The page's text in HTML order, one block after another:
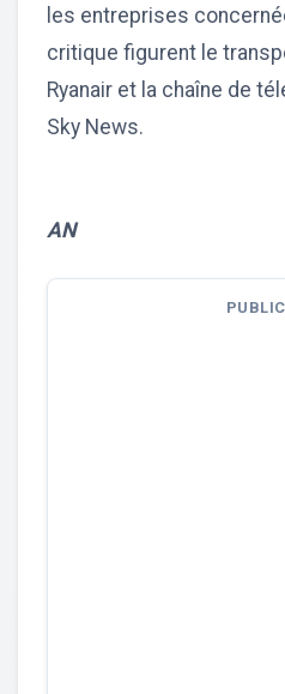
les entreprises
critique figurent le
Ryanair et la chaîne de
Sky News.
AN